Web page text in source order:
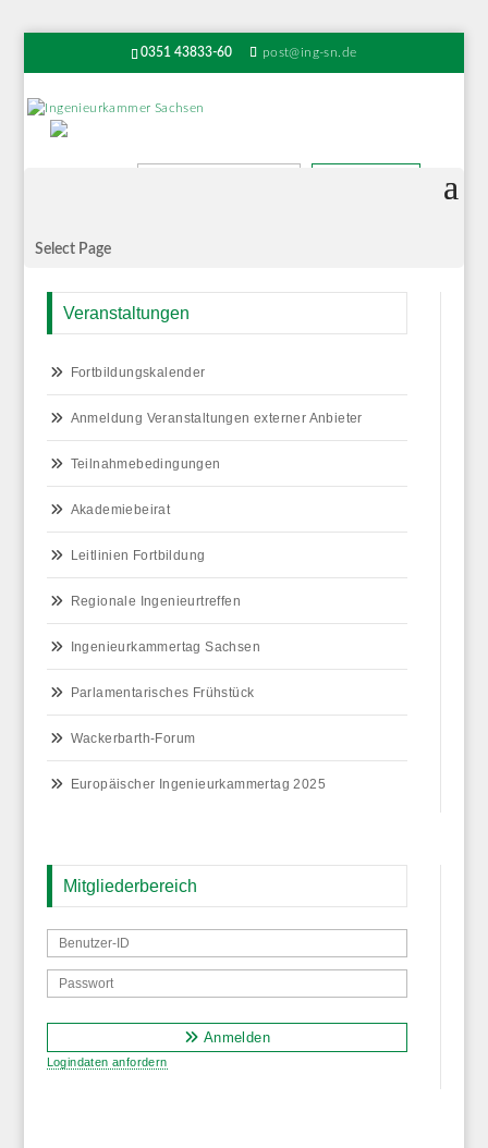
0351 43833-60 post@ing-sn.de
Select Page
Veranstaltungen
Fortbildungskalender
Anmeldung Veranstaltungen externer Anbieter
Teilnahmebedingungen
Akademiebeirat
Leitlinien Fortbildung
Regionale Ingenieurtreffen
Ingenieurkammertag Sachsen
Parlamentarisches Frühstück
Wackerbarth-Forum
Europäischer Ingenieurkammertag 2025
Mitgliederbereich
Anmelden
Logindaten anfordern